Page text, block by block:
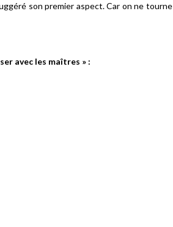
son premier aspect. Car on ne tourne
avec les maîtres » :